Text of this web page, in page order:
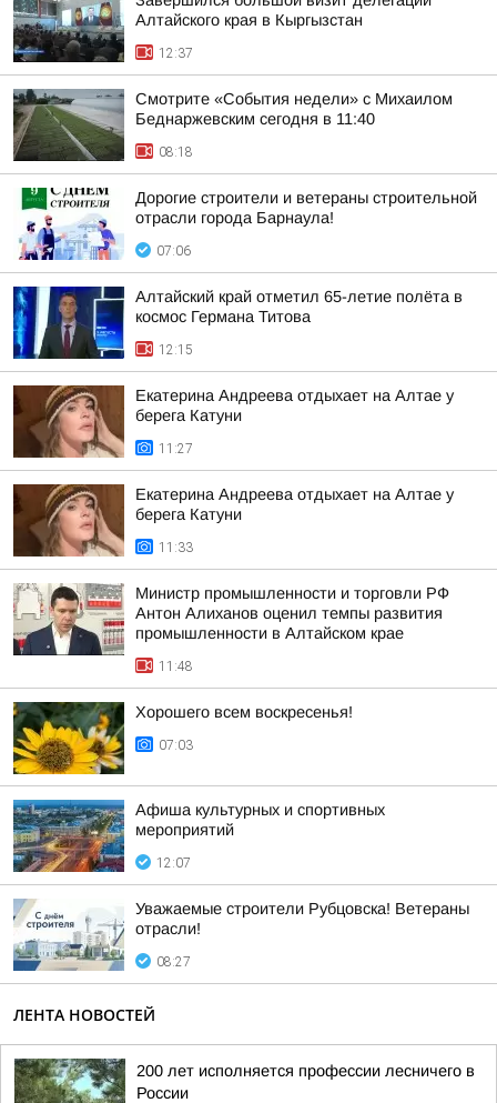
Алтайского края в Кыргызстан
12:37
Смотрите «События недели» с Михаилом
Беднаржевским сегодня в 11:40
08:18
Дорогие строители и ветераны строительной
отрасли города Барнаула!
07:06
Алтайский край отметил 65-летие полёта в
космос Германа Титова
12:15
Екатерина Андреева отдыхает на Алтае у
берега Катуни
11:27
Екатерина Андреева отдыхает на Алтае у
берега Катуни
11:33
Министр промышленности и торговли РФ
Антон Алиханов оценил темпы развития
промышленности в Алтайском крае
11:48
Хорошего всем воскресенья!
07:03
Афиша культурных и спортивных
мероприятий
12:07
Уважаемые строители Рубцовска! Ветераны
отрасли!
08:27
ЛЕНТА НОВОСТЕЙ
200 лет исполняется профессии лесничего в
России